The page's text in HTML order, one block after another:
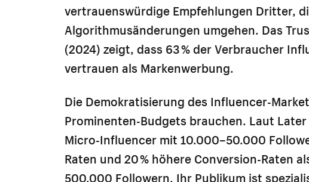
vertrauenswürdige Empfehlungen Dritter,
Algorithmusänderungen umgehen. Das
(2024) zeigt, dass 63 % der Verbraucher
vertrauen als Markenwerbung.
Die Demokratisierung des Influencer-
Prominenten-Budgets brauchen. Laut
Micro-Influencer mit 10.000–50.000
Raten und 20 % höhere Conversion-Raten
500.000 Followern. Ihr Publikum ist